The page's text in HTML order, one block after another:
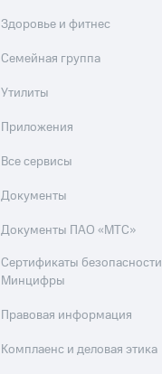
Здоровье и фитнес
Семейная группа
Утилиты
Приложения
Все сервисы
Документы
Документы ПАО «МТС»
Сертификаты безопасности
Минцифры
Правовая информация
Комплаенс и деловая этика